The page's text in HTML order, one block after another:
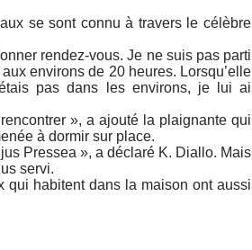
se sont connu à travers le célèbre
rendez-vous. Je ne suis pas parti
environs de 20 heures. Lorsqu’elle
pas dans les environs, je lui ai
», a ajouté la plaignante qui
à dormir sur place.
Pressea », a déclaré K. Diallo. Mais
servi.
habitent dans la maison ont aussi